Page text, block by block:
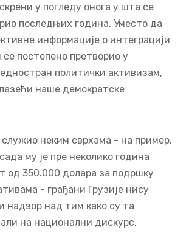
у погледу онога у шта се
последњих година. Уместо да
информације о интеграцији
постепено претворио у
политички активизам,
наше демократске
служио неким сврхама - на пример,
му је пре неколико година
од 350.000 долара за подршку
- грађани Грузије нису
надзор над тим како су та
на национални дискурс.